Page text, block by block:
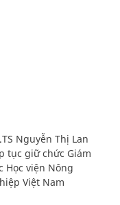
Nguyễn Thị Lan
tục giữ chức Giám
Học viện Nông
Việt Nam